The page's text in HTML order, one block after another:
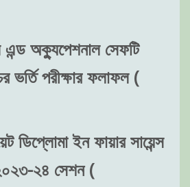
এন্ড অক্যুপেশনাল সেফটি
ভর্তি পরীক্ষার ফলাফল (
ডিপ্লোমা ইন ফায়ার সায়েন্স
২৪ সেশন (